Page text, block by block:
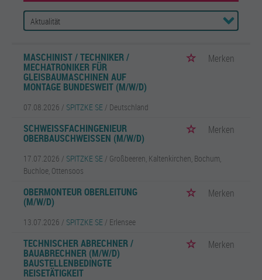
MASCHINIST / TECHNIKER /
MECHATRONIKER FÜR
GLEISBAUMASCHINEN AUF
MONTAGE BUNDESWEIT (M/W/D)
Merken
07.08.2026 / SPITZKE SE / Deutschland
SCHWEISSFACHINGENIEUR O
BERBAUSCHWEISSEN (M/W/D)
Merken
17.07.2026 / SPITZKE SE / Großbeeren, Kaltenkirchen, Bochum,
Buchloe, Ottensoos
OBERMONTEUR OBERLEITUNG
(M/W/D)
Merken
13.07.2026 / SPITZKE SE / Erlensee
TECHNISCHER ABRECHNER /
BAUABRECHNER (M/W/D)
BAUSTELLENBEDINGTE
REISETÄTIGKEIT
Merken